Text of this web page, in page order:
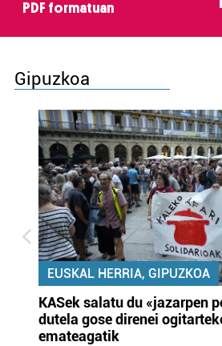
PDF formatuan
Gipuzkoa
EUSKAL HERRIA, GIPUZKOA
KASek salatu du «jazarpen
dutela gose direnei
emateagatik